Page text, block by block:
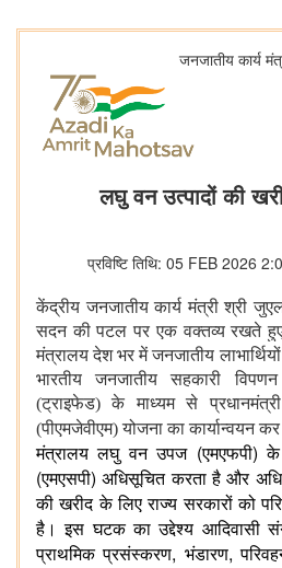
जनजातीय कार्य
लघु वन उत्पादों की
प्रविष्टि तिथि: 05 FEB 2026
केंद्रीय जनजातीय कार्य मंत्री श्री
सदन की पटल पर एक वक्तव्य रखते हुए
मंत्रालय देश भर में जनजातीय
भारतीय जनजातीय सहकारी
(ट्राइफेड) के माध्यम से
(पीएमजेवीएम) योजना का कार्यान्वयन
मंत्रालय लघु वन उपज(एमएफपी)के
(एमएसपी)अधिसूचित करता है और
की खरीद के लिए राज्य सरकारों को
है।
इस घटक का उद्देश्य आदिवासी
प्राथमिक प्रसंस्करण, भंडारण,